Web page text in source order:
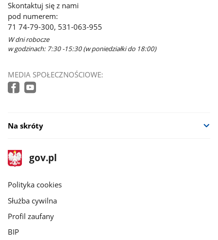
Skontaktuj się z nami
pod numerem:
71 74-79-300, 531-063-955
W dni robocze
w godzinach: 7:30 -15:30 (w poniedziałki do 18:00)
MEDIA SPOŁECZNOŚCIOWE:
Na skróty
stopka
gov.pl
Strona
gov.pl
gov.pl
Polityka cookies
Służba cywilna
Profil zaufany
BIP